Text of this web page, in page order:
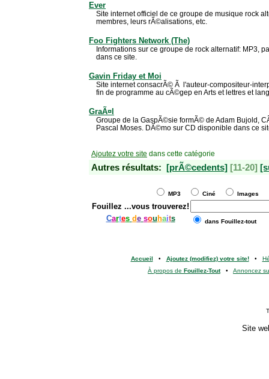
Ever
Site internet officiel de ce groupe de musique rock
membres, leurs rÃ©alisations, etc.
Foo Fighters Network (The)
Informations sur ce groupe de rock alternatif: MP3,
dans ce site.
Gavin Friday et Moi
Site internet consacrÃ© Ã l'auteur-compositeur-
fin de programme au cÃ©gep en Arts et lettres et
GraÃ¤l
Groupe de la GaspÃ©sie formÃ© de Adam Bujold,
Pascal Moses. DÃ©mo sur CD disponible dans ce
Ajoutez votre site dans cette catégorie
Autres résultats: [prÃ©cedents] [11-20]
MP3 Ciné Images
Fouillez ...vous trouverez!
Cartes de sou haits dans Fouillez-tout
Accueil • Ajoutez (modifiez) votre site!•
À propos de Fouillez-Tout• Annoncez
Site